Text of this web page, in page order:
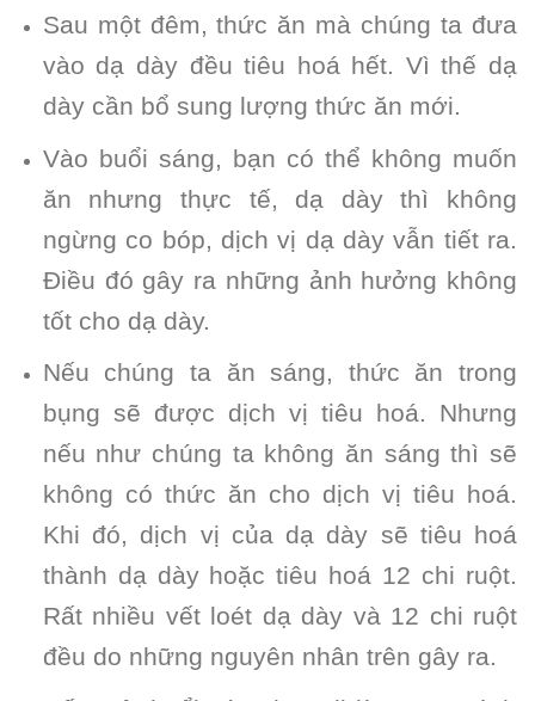
Sau một đêm, thức ăn mà chúng ta đưa
vào dạ dày đều tiêu hoá hết. Vì thế dạ
dày cần bổ sung lượng thức ăn mới.
Vào buổi sáng, bạn có thể không muốn
ăn nhưng thực tế, dạ dày thì không
ngừng co bóp, dịch vị dạ dày vẫn tiết ra.
Điều đó gây ra những ảnh hưởng không
tốt cho dạ dày.
Nếu chúng ta ăn sáng, thức ăn trong
bụng sẽ được dịch vị tiêu hoá. Nhưng
nếu như chúng ta không ăn sáng thì sẽ
không có thức ăn cho dịch vị tiêu hoá.
Khi đó, dịch vị của dạ dày sẽ tiêu hoá
thành dạ dày hoặc tiêu hoá 12 chi ruột.
Rất nhiều vết loét dạ dày và 12 chi ruột
đều do những nguyên nhân trên gây ra.